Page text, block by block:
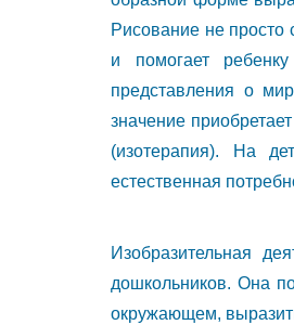
Рисование не просто
и помогает
представления о
значение
(изотерапия). На
естественная
Изобразительная
дошкольников. Она
окружающем,